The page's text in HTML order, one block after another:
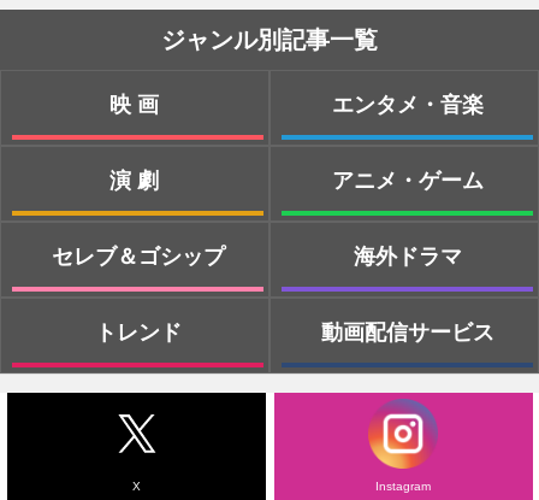
ジャンル別記事一覧
映画
演劇
セレブ＆ゴシップ
トレンド
エンタメ・音楽
アニメ・ゲーム
海外ドラマ
動画配信サービス
X Instagram